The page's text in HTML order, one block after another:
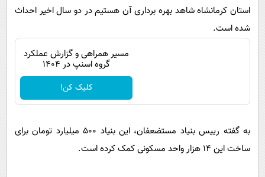
استان کرمانشاه شاهد بهره برداری آن هستیم در دو سال اخیر احداث
شده است.
مسیر همراهی و گزارش عملکرد
گروه اسنپ در ۱۴۰۴
کلیک کن!
به گفته رییس بنیاد مستضعفان، این بنیاد ۵۰۰ میلیارد تومان برای
ساخت این ۱۴ هزار واحد مسکونی کمک کرده است.